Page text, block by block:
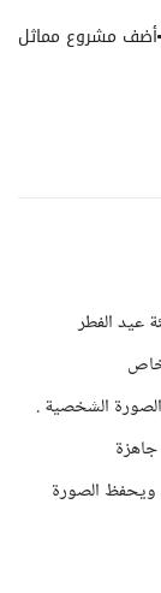
أضف مشروع مماثل
عيد الفطر
خاص
الشخصية .
الصورة